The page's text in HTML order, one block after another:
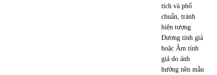
tích và phổ
chuẩn, tránh
hiện tượng
Dương tính giả
hoặc Âm tính
giả do ảnh
hưởng nền mẫu